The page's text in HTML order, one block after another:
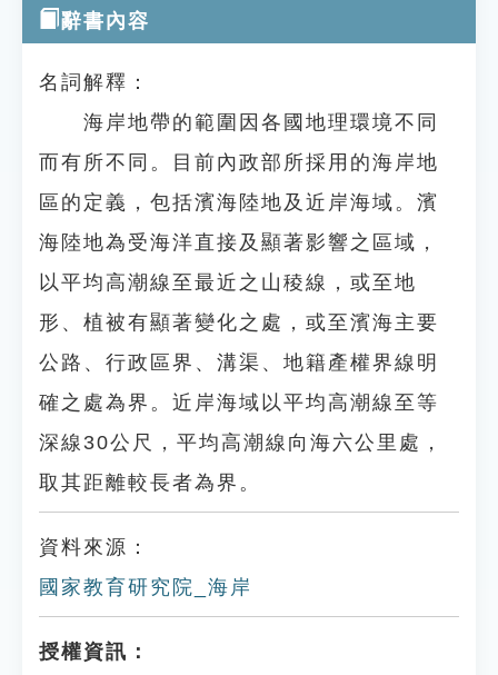
辭書內容
名詞解釋：
海岸地帶的範圍因各國地理環境不同
而有所不同。目前內政部所採用的海岸地
區的定義，包括濱海陸地及近岸海域。濱
海陸地為受海洋直接及顯著影響之區域，
以平均高潮線至最近之山稜線，或至地
形、植被有顯著變化之處，或至濱海主要
公路、行政區界、溝渠、地籍產權界線明
確之處為界。近岸海域以平均高潮線至等
深線30公尺，平均高潮線向海六公里處，
取其距離較長者為界。
資料來源：
國家教育研究院_海岸
授權資訊：